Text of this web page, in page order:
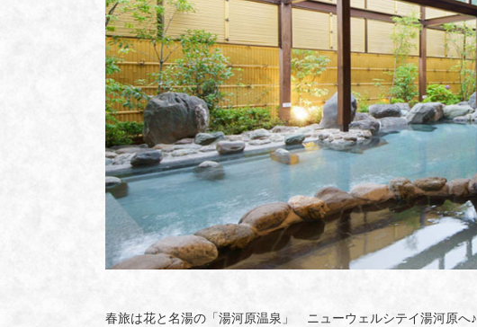
春旅は花と名湯の「湯河原温泉」 ニューウェルシテイ湯河原へ♪